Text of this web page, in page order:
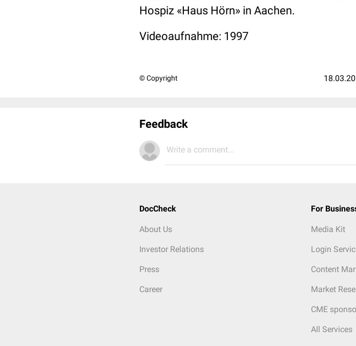
Hospiz «Haus Hörn» in Aachen.
Videoaufnahme: 1997
© Copyright
Feedback
Write a comment...
DocCheck
About Us
Investor Relations
Press
Career
For
Media Kit
Login
Content
Market
CME
All Services